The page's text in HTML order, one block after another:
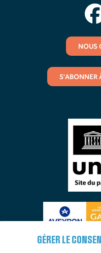
GÉRER LE
NOUS
S'ABONNER